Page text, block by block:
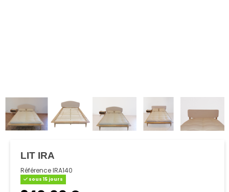
LIT IRA
RéférenceIRA140
sous 15 jours